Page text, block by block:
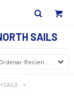
SAILS
Recientes
SAILS